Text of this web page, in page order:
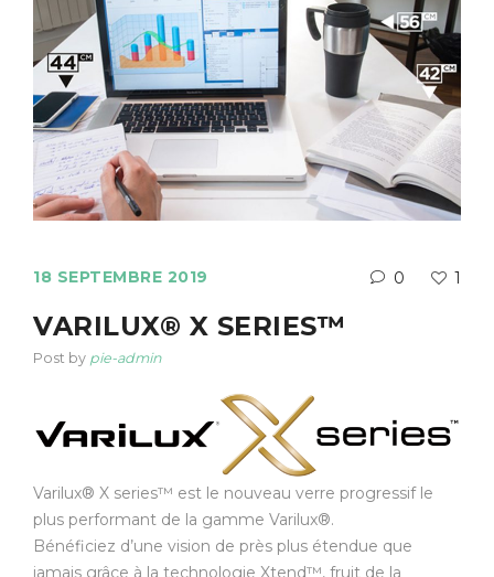
18 SEPTEMBRE 2019 0 1
VARILUX® X SERIES™
Post by pie-admin
Varilux® X series™ est le nouveau verre progressif le
plus performant de la gamme Varilux®.
Bénéficiez d’une vision de près plus étendue que
jamais grâce à la technologie Xtend™, fruit de la